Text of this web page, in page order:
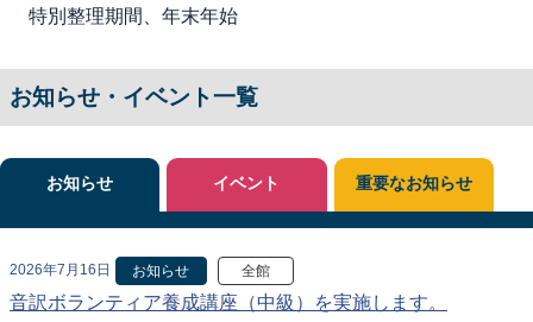
特別整理期間、年末年始
お知らせ・イベント一覧
お知らせ
2026年7月16日 お知らせ 全館
音訳ボランティア養成講座（中級）を実施します。
イベント 重要なお知らせ